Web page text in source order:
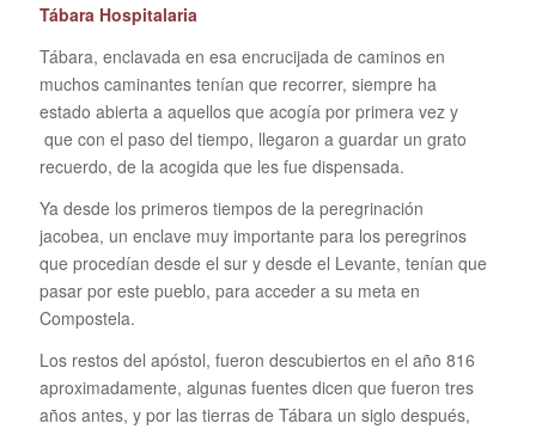
Tábara Hospitalaria
Tábara, enclavada en esa encrucijada de caminos en
muchos caminantes tenían que recorrer, siempre ha
estado abierta a aquellos que acogía por primera vez y
que con el paso del tiempo, llegaron a guardar un grato
recuerdo, de la acogida que les fue dispensada.
Ya desde los primeros tiempos de la peregrinación
jacobea, un enclave muy importante para los peregrinos
que procedían desde el sur y desde el Levante, tenían que
pasar por este pueblo, para acceder a su meta en
Compostela.
Los restos del apóstol, fueron descubiertos en el año 816
aproximadamente, algunas fuentes dicen que fueron tres
años antes, y por las tierras de Tábara un siglo después,